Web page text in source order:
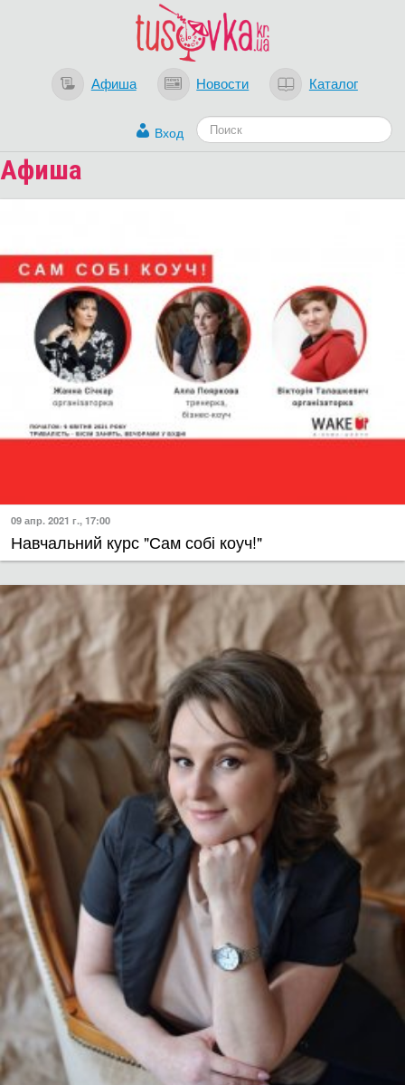
Афиша Новости Каталог
Вход
Афиша
09 апр. 2021 г., 17:00
Навчальний курс "Сам собі коуч!"